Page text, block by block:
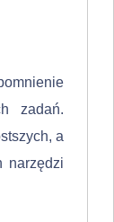
zadań.
a
narzędzi